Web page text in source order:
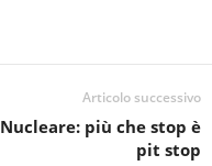
Articolo successivo
Nucleare: più che stop è
pit stop